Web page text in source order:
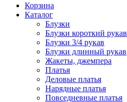
Корзина
Каталог
Блузки
Блузки короткий рукав
Блузки 3/4 рукав
Блузки длинный рукав
Жакеты, джемпера
Платья
Деловые платья
Нарядные платья
Повседневные платья